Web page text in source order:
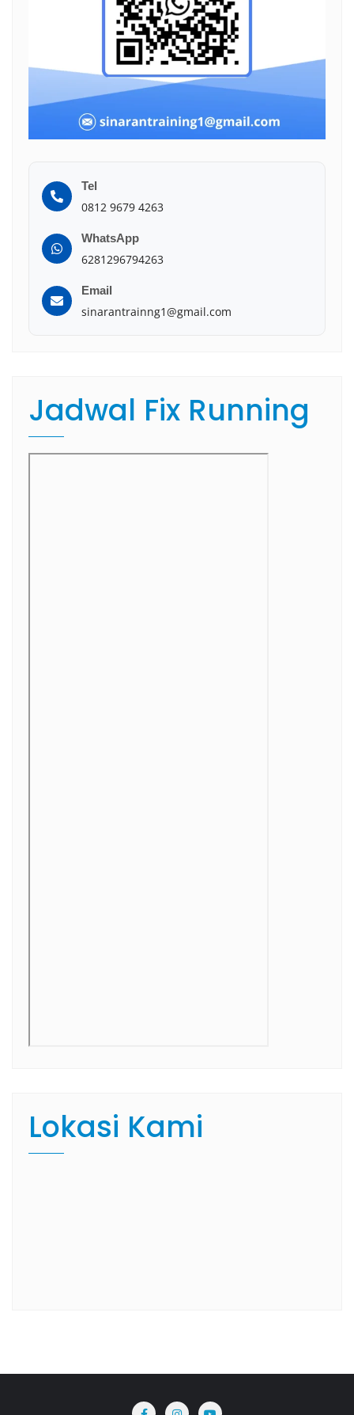
Tel
0812 9679 4263
WhatsApp
6281296794263
Email
sinarantrainng1@gmail.com
Jadwal Fix Running
Lokasi Kami